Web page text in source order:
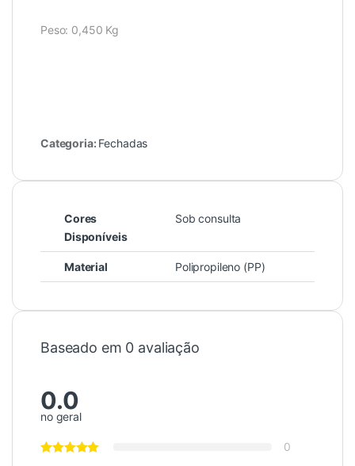
Peso: 0,450 Kg
Categoria: Fechadas
Cores
Disponíveis
Sob consulta
Material Polipropileno (PP)
Baseado em 0 avaliação
0.0
no geral
0